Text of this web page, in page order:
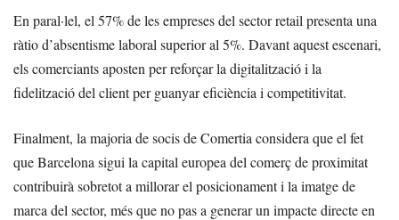
En paral·lel, el 57% de les empreses del sector retail presenta una
ràtio d’absentisme laboral superior al 5%. Davant aquest escenari,
els comerciants aposten per reforçar la digitalització i la
fidelització del client per guanyar eficiència i competitivitat.
Finalment, la majoria de socis de Comertia considera que el fet
que Barcelona sigui la capital europea del comerç de proximitat
contribuirà sobretot a millorar el posicionament i la imatge de
marca del sector, més que no pas a generar un impacte directe en